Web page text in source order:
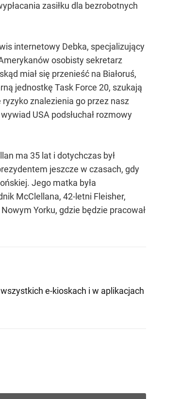
zasiłku dla bezrobotnych
internetowy Debka, specjalizujący
osobisty sekretarz
miał się przenieść na Białoruś,
jednostkę Task Force 20, szukają
znalezienia go przez nasz
USA podsłuchał rozmowy
ma 35 lat i dotychczas był
jeszcze w czasach, gdy
Jego matka była
McClellana, 42-letni Fleisher,
Yorku, gdzie będzie pracował
e-kioskach i w aplikacjach